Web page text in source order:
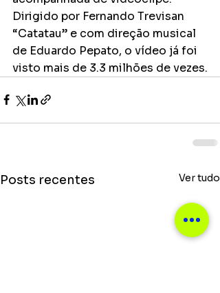
Dirigido por Fernando Trevisan
“Catatau” e com direção musical
de Eduardo Pepato, o vídeo já foi
visto mais de 3.3 milhões de vezes.
Posts recentes Ver tudo